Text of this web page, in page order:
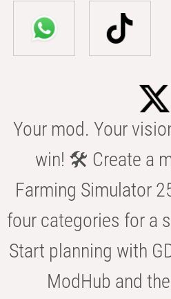
Your mod. Your
win! 🛠️ Create a
Farming Simulator
four categories for a
Start planning with
ModHub and